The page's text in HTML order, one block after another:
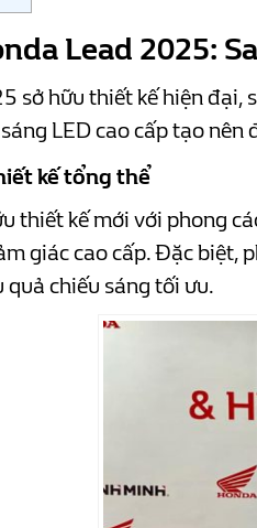
Lead 2025:
sở hữu thiết kế hiện đại,
LED cao cấp tạo
kế tổng thể
thiết kế mới với phong
giác cao cấp. Đặc biệt,
quả chiếu sáng tối ưu.